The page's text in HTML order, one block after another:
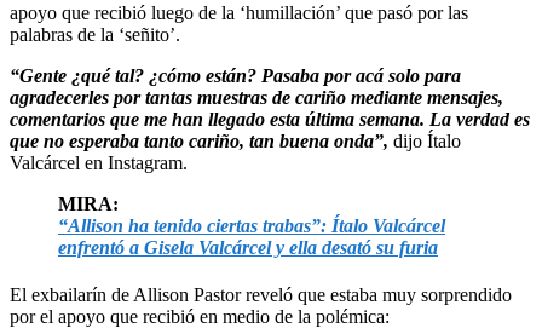
apoyo que recibió luego de la ‘humillación’ que pasó por las
palabras de la ‘señito’.
“Gente ¿qué tal? ¿cómo están? Pasaba por acá solo para
agradecerles por tantas muestras de cariño mediante mensajes,
comentarios que me han llegado esta última semana. La verdad es
que no esperaba tanto cariño, tan buena onda”, dijo Ítalo
Valcárcel en Instagram.
MIRA:
“Allison ha tenido ciertas trabas”: Ítalo Valcárcel
enfrentó a Gisela Valcárcel y ella desató su furia
El exbailarín de Allison Pastor reveló que estaba muy sorprendido
por el apoyo que recibió en medio de la polémica: